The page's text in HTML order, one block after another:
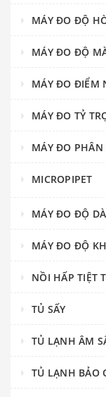
MÁY ĐO ĐỘ
MÁY ĐO ĐỘ
MÁY ĐO ĐIỂM
MÁY ĐO TỶ
MÁY ĐO PHÂN
MICROPIPET
MÁY ĐO ĐỘ
MÁY ĐO ĐỘ
NỒI HẤP TIỆT
TỦ SẤY
TỦ LẠNH ÂM
TỦ LẠNH BẢO